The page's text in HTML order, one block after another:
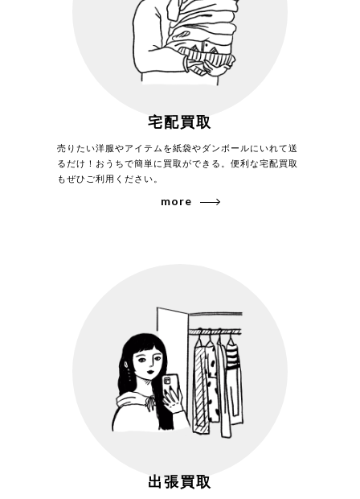
宅配買取
売りたい洋服やアイテムを紙袋やダンボールにいれて送
るだけ！おうちで簡単に買取ができる。便利な宅配買取
もぜひご利用ください。
more
出張買取